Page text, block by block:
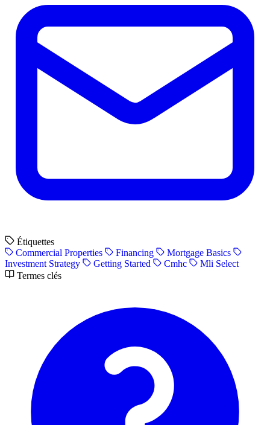
Étiquettes
Commercial Properties
Financing
Mortgage Basics
Investment Strategy
Getting Started Cmhc
Mli Select
Termes clés